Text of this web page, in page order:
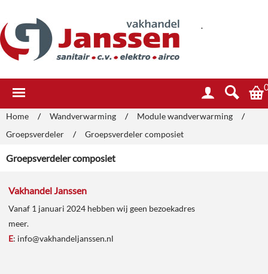
.
Home / Wandverwarming / Module wandverwarming
/
Groepsverdeler
/ Groepsverdeler composiet
Groepsverdeler composiet
Vakhandel Janssen
Vanaf 1 januari 2024 hebben wij geen bezoekadres
meer.
E: info@vakhandeljanssen.nl